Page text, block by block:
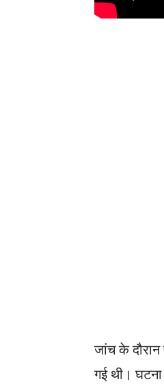
जांच के दौरान
गई थी। घटना